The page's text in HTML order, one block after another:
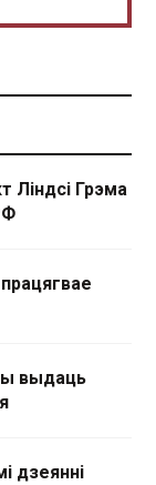
Ліндсі Грэма
выдаць
дзеянні